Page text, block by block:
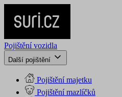
Pojištění vozidla
Další pojištění
Pojištění majetku
Pojištění mazlíčků